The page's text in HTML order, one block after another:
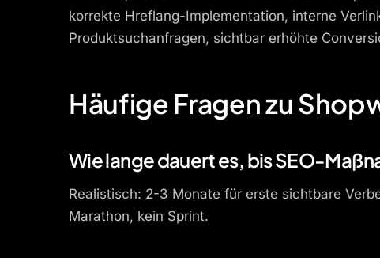
korrekte Hreflang-Implementation, interne
Produktsuchanfragen, sichtbar erhöhte
Häufige Fragen zu
Wie lange dauert es, bis SEO-
Realistisch: 2-3 Monate für erste sichtbare
Marathon, kein Sprint.